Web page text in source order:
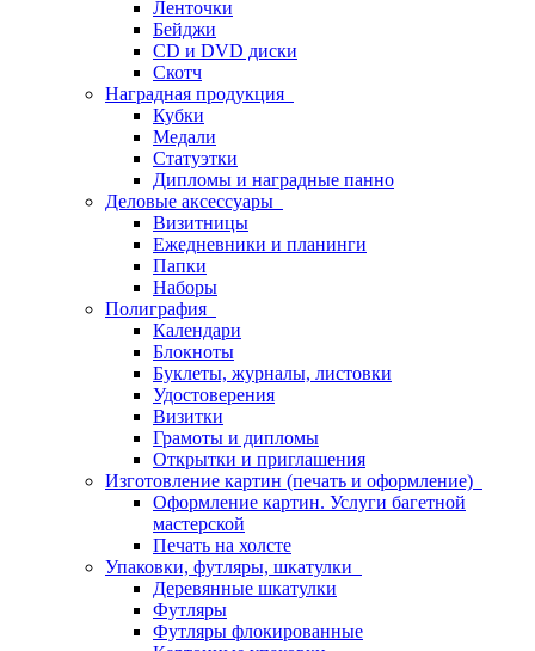
Ленточки
Бейджи
CD и DVD диски
Скотч
Наградная продукция
Кубки
Медали
Статуэтки
Дипломы и наградные панно
Деловые аксессуары
Визитницы
Ежедневники и планинги
Папки
Наборы
Полиграфия
Календари
Блокноты
Буклеты, журналы, листовки
Удостоверения
Визитки
Грамоты и дипломы
Открытки и приглашения
Изготовление картин (печать и оформление)
Оформление картин. Услуги багетной
мастерской
Печать на холсте
Упаковки, футляры, шкатулки
Деревянные шкатулки
Футляры
Футляры флокированные